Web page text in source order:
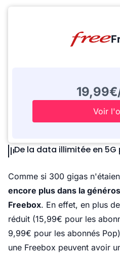
Voir
De la data illimitée en
Comme si 300 gigas
encore plus dans la
Freebox. En effet, en plus
réduit (15,99€ pour les
9,99€ pour les abonnés
une Freebox peuvent avoir